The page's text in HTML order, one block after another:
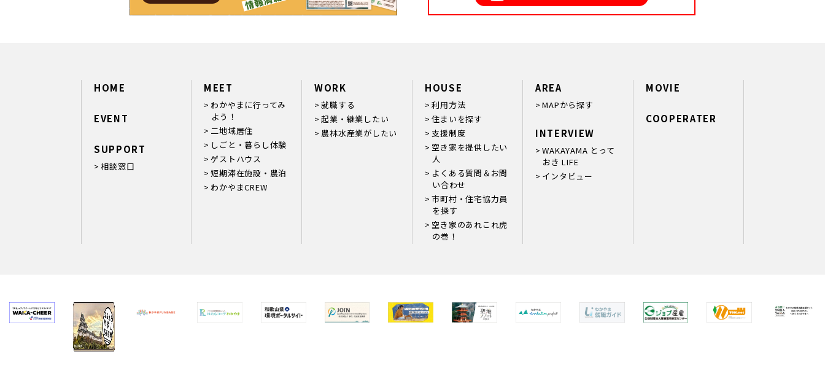
HOME
EVENT
SUPPORT
相談窓口
MEET
わかやまに行ってみ
よう！
二地域居住
しごと・暮らし体験
ゲストハウス
短期滞在施設・農泊
わかやまCREW
WORK
就職する
起業・継業したい
農林水産業がしたい
HOUSE
利用方法
住まいを探す
支援制度
空き家を提供したい
人
よくある質問＆お問
い合わせ
市町村・住宅協力員
を探す
空き家のあれこれ虎
の巻！
AREA
MAPから探す
INTERVIEW
WAKAYAMA とって
おき LIFE
インタビュー
MOVIE
COOPERATER